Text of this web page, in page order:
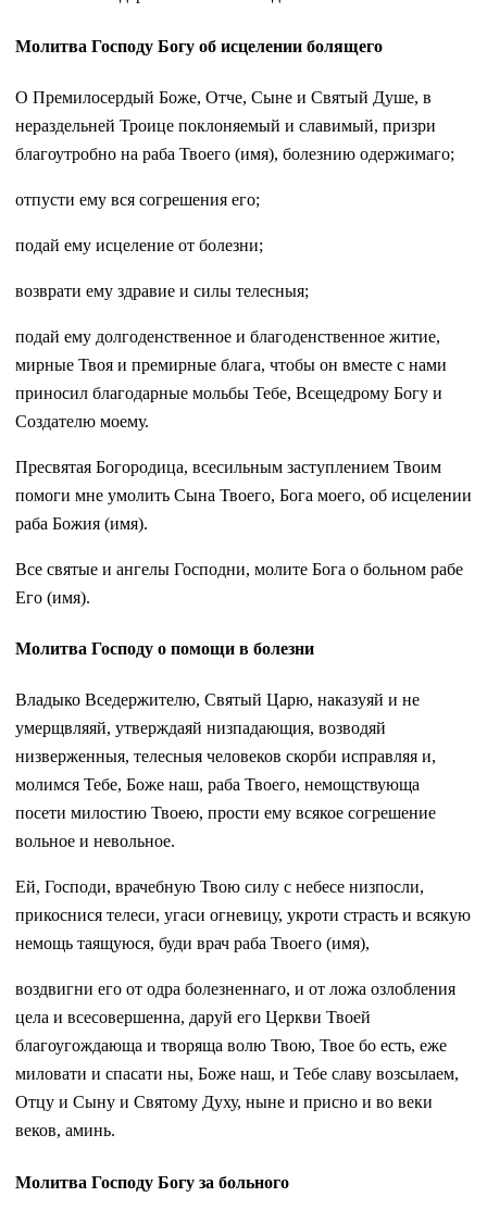
Молитва Господу Богу об исцелении болящего
О Премилосердый Боже, Отче, Сыне и Святый Душе, в
нераздельней Троице поклоняемый и славимый, призри
благоутробно на раба Твоего (имя), болезнию одержимаго;
отпусти ему вся согрешения его;
подай ему исцеление от болезни;
возврати ему здравие и силы телесныя;
подай ему долгоденственное и благоденственное житие,
мирные Твоя и премирные блага, чтобы он вместе с нами
приносил благодарные мольбы Тебе, Всещедрому Богу и
Создателю моему.
Пресвятая Богородица, всесильным заступлением Твоим
помоги мне умолить Сына Твоего, Бога моего, об исцелении
раба Божия (имя).
Все святые и ангелы Господни, молите Бога о больном рабе
Его (имя).
Молитва Господу о помощи в болезни
Владыко Вседержителю, Святый Царю, наказуяй и не
умерщвляяй, утверждаяй низпадающия, возводяй
низверженныя, телесныя человеков скорби исправляя и,
молимся Тебе, Боже наш, раба Твоего, немощствующа
посети милостию Твоею, прости ему всякое согрешение
вольное и невольное.
Ей, Господи, врачебную Твою силу с небесе низпосли,
прикоснися телеси, угаси огневицу, укроти страсть и всякую
немощь таящуюся, буди врач раба Твоего (имя),
воздвигни его от одра болезненнаго, и от ложа озлобления
цела и всесовершенна, даруй его Церкви Твоей
благоугождающа и творяща волю Твою, Твое бо есть, еже
миловати и спасати ны, Боже наш, и Тебе славу возсылаем,
Отцу и Сыну и Святому Духу, ныне и присно и во веки
веков, аминь.
Молитва Господу Богу за больного